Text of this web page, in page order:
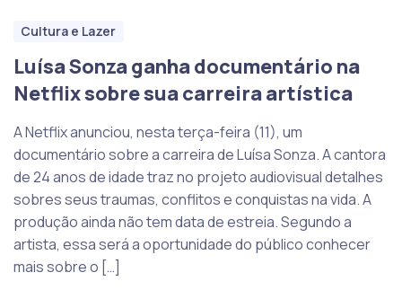
Cultura e Lazer
Luísa Sonza ganha documentário na
Netflix sobre sua carreira artística
A Netflix anunciou, nesta terça-feira (11), um
documentário sobre a carreira de Luísa Sonza. A cantora
de 24 anos de idade traz no projeto audiovisual detalhes
sobres seus traumas, conflitos e conquistas na vida. A
produção ainda não tem data de estreia. Segundo a
artista, essa será a oportunidade do público conhecer
mais sobre o […]